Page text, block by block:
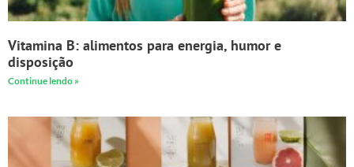
Vitamina B: alimentos para energia, humor e
disposição
Continue lendo »